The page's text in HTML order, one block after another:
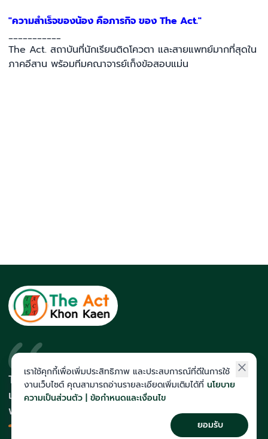
"ความสำเร็จของน้อง คือภารกิจ ของ The Act."
___________
The Act. สถาบันที่นักเรียนติดโควตา และสายแพทย์มากที่สุดใน
ภาคอีสาน พร้อมทีมคณาจารย์เก็งข้อสอบแม่น
The Act สถาบันที่นักเรียนติดโควตา
และสายแพทย์มากที่สุดในภาคอีสาน
พร้อมทีมคณาจารย์เก็งข้อสอบแม่น
เราใช้คุกกี้เพื่อเพิ่มประสิทธิภาพ และประสบการณ์ที่ดีในการใช้
งานเว็บไซต์ คุณสามารถอ่านรายละเอียดเพิ่มเติมได้ที่ นโยบาย
ความเป็นส่วนตัว | ข้อกำหนดและเงื่อนไข
ยอมรับ